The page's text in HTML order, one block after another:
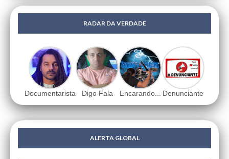
RADAR DA VERDADE
Documentarista Digo Fala Encarando... Denunciante
ALERTA GLOBAL